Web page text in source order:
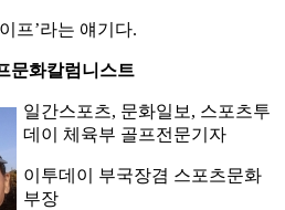
프’라는 얘기다.
문화칼럼니스트
일간스포츠, 문화일보, 스포츠투
데이 체육부 골프전문기자
이투데이 부국장겸 스포츠문화
부장